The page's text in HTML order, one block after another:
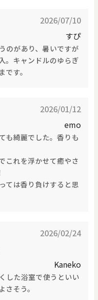
円
2026/07/10
すぴ
のがあり、暑いですが
。キャンドルのゆらぎ
す。
2026/01/12
emo
も綺麗でした。香りも
これを浮かせて癒やさ
ては香り負けすると思
2026/02/24
Kaneko
した浴室で使うといい
そう。